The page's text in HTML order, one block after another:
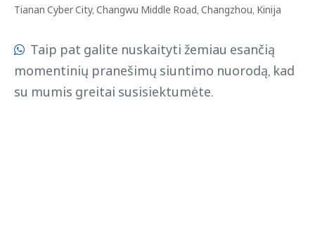
Tianan Cyber ​​City, Changwu Middle Road, Changzhou, Kinija
 Taip pat galite nuskaityti žemiau esančią
momentinių pranešimų siuntimo nuorodą, kad
su mumis greitai susisiektumėte.